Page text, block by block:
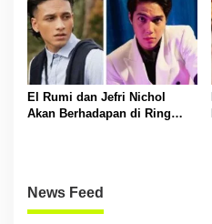
El Rumi dan Jefri Nichol
Akan Berhadapan di Ring
News Feed